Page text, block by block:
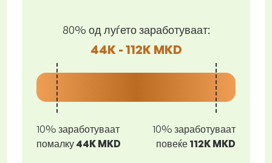
80% од луѓето заработуваат:
44K - 112K MKD
10% заработуваат
помалку 44K MKD
10% заработуваат
повеќе 112K MKD